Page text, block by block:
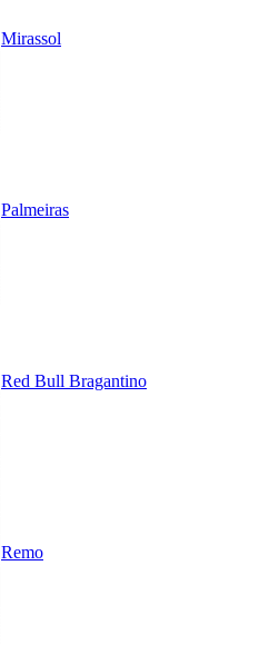
Mirassol
Palmeiras
Red Bull Bragantino
Remo